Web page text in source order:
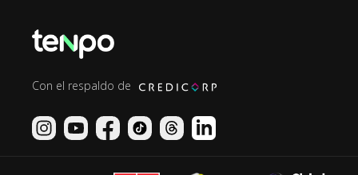
Con el respaldo de